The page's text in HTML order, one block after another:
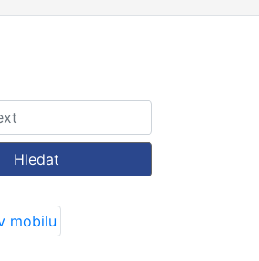
Hledat